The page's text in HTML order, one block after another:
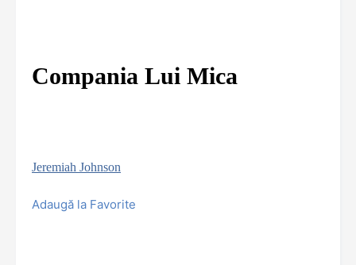
Compania Lui Mica
Jeremiah Johnson
Adaugă la Favorite